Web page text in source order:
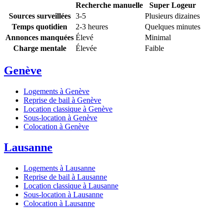
Recherche manuelle
Super Logeur
Sources surveillées
3-5
Plusieurs dizaines
Temps quotidien
2-3 heures
Quelques minutes
Annonces manquées Élevé
Minimal
Charge mentale
Élevée Faible
Genève
Logements à Genève
Reprise de bail à Genève
Location classique à Genève
Sous-location à Genève
Colocation à Genève
Lausanne
Logements à Lausanne
Reprise de bail à Lausanne
Location classique à Lausanne
Sous-location à Lausanne
Colocation à Lausanne